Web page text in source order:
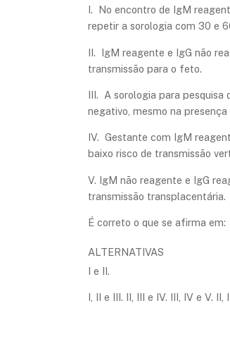
I. No encontro de IgM
repetir a sorologia com 30 e
II. IgM reagente e IgG não
transmissão para o feto.
III. A sorologia para pesquisa
negativo, mesmo na
IV. Gestante com IgM
baixo risco de transmissão
V. IgM não reagente e IgG
transmissão transplacentária.
É correto o que se afirma em:
ALTERNATIVAS
I e II.
I, II e III. II, III e IV. III, IV e V. II,